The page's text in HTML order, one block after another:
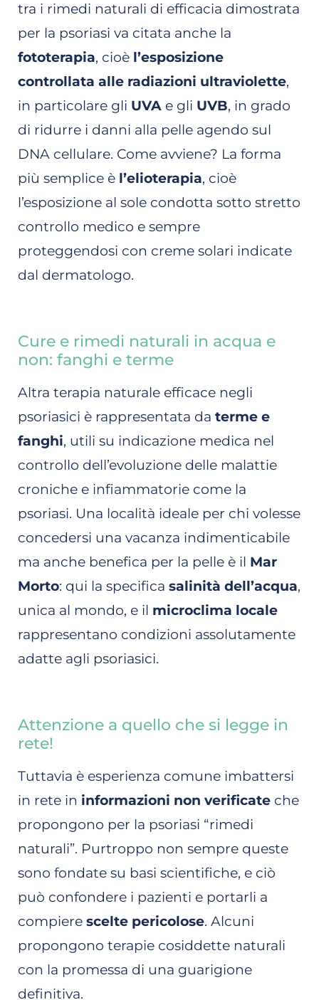
tra i rimedi naturali di efficacia dimostrata
per la psoriasi va citata anche la
fototerapia, cioè l’esposizione
controllata alle radiazioni ultraviolette,
in particolare gli UVA e gli UVB, in grado
di ridurre i danni alla pelle agendo sul
DNA cellulare. Come avviene? La forma
più semplice è l’elioterapia, cioè
l’esposizione al sole condotta sotto stretto
controllo medico e sempre
proteggendosi con creme solari indicate
dal dermatologo.
Cure e rimedi naturali in acqua e
non: fanghi e terme
Altra terapia naturale efficace negli
psoriasici è rappresentata da terme e
fanghi, utili su indicazione medica nel
controllo dell’evoluzione delle malattie
croniche e infiammatorie come la
psoriasi. Una località ideale per chi volesse
concedersi una vacanza indimenticabile
ma anche benefica per la pelle è il Mar
Morto: qui la specifica salinità dell’acqua,
unica al mondo, e il microclima locale
rappresentano condizioni assolutamente
adatte agli psoriasici.
Attenzione a quello che si legge in
rete!
Tuttavia è esperienza comune imbattersi
in rete in informazioni non verificate che
propongono per la psoriasi “rimedi
naturali”. Purtroppo non sempre queste
sono fondate su basi scientifiche, e ciò
può confondere i pazienti e portarli a
compiere scelte pericolose. Alcuni
propongono terapie cosiddette naturali
con la promessa di una guarigione
definitiva.